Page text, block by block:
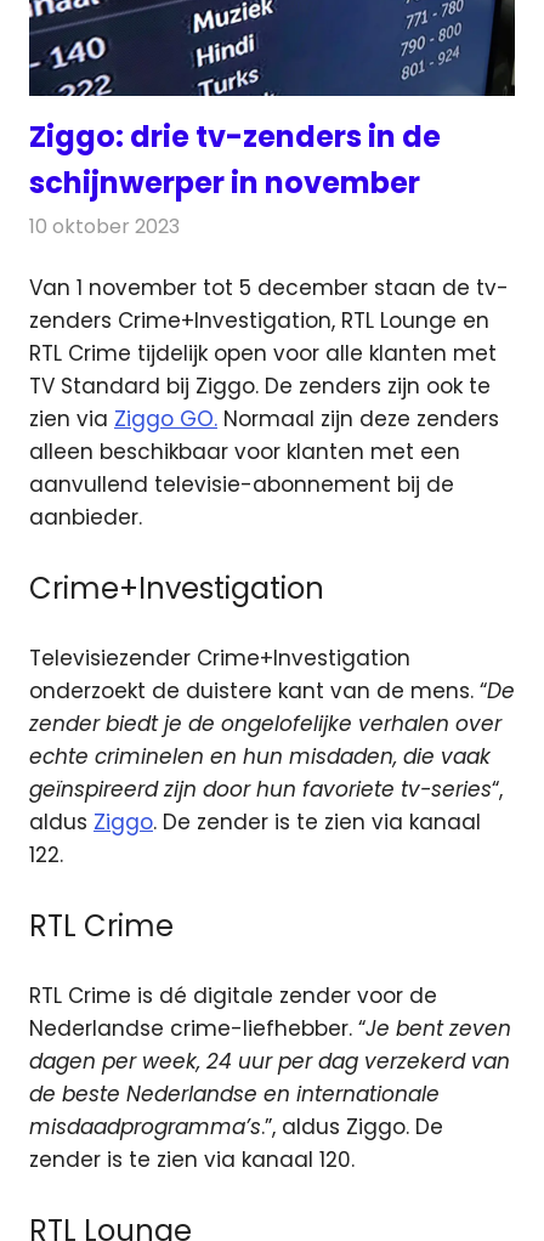
Ziggo: drie tv-zenders in de
schijnwerper in november
10 oktober 2023
Van 1 november tot 5 december staan de tv-
zenders Crime+Investigation, RTL Lounge en
RTL Crime tijdelijk open voor alle klanten met
TV Standard bij Ziggo. De zenders zijn ook te
zien via Ziggo GO. Normaal zijn deze zenders
alleen beschikbaar voor klanten met een
aanvullend televisie-abonnement bij de
aanbieder.
Crime+Investigation
Televisiezender Crime+Investigation
onderzoekt de duistere kant van de mens. “De
zender biedt je de ongelofelijke verhalen over
echte criminelen en hun misdaden, die vaak
geïnspireerd zijn door hun favoriete tv-series“,
aldus Ziggo. De zender is te zien via kanaal
122.
RTL Crime
RTL Crime is dé digitale zender voor de
Nederlandse crime-liefhebber. “Je bent zeven
dagen per week, 24 uur per dag verzekerd van
de beste Nederlandse en internationale
misdaadprogramma’s.”, aldus Ziggo. De
zender is te zien via kanaal 120.
RTL Lounge